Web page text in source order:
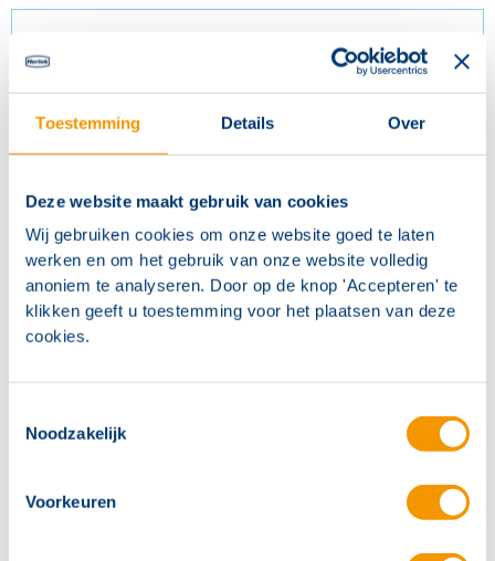
Toestemming Details Over
Deze website maakt gebruik van cookies
Wij gebruiken cookies om onze website goed te laten
werken en om het gebruik van onze website volledig
anoniem te analyseren. Door op de knop 'Accepteren' te
klikken geeft u toestemming voor het plaatsen van deze
cookies.
Noodzakelijk
Voorkeuren
Glasconverter glasdeel SM/LC/20km